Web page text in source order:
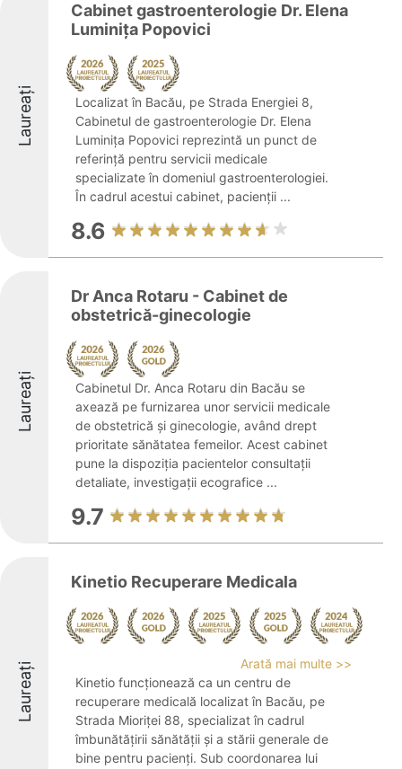
Laureați
Cabinet gastroenterologie Dr. Elena
Luminiţa Popovici
Localizat în Bacău, pe Strada Energiei 8,
Cabinetul de gastroenterologie Dr. Elena
Luminiţa Popovici reprezintă un punct de
referință pentru servicii medicale
specializate în domeniul gastroenterologiei.
În cadrul acestui cabinet, pacienții ...
8.6
Laureați
Dr Anca Rotaru - Cabinet de
obstetrică-ginecologie
Cabinetul Dr. Anca Rotaru din Bacău se
axează pe furnizarea unor servicii medicale
de obstetrică și ginecologie, având drept
prioritate sănătatea femeilor. Acest cabinet
pune la dispoziția pacientelor consultații
detaliate, investigații ecografice ...
9.7
Laureați
Kinetio Recuperare Medicala
Arată mai multe >>
Kinetio funcționează ca un centru de
recuperare medicală localizat în Bacău, pe
Strada Mioriței 88, specializat în cadrul
îmbunătățirii sănătății și a stării generale de
bine pentru pacienți. Sub coordonarea lui